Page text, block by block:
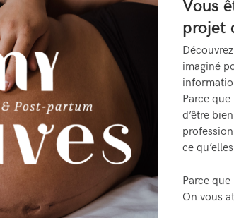
Vous
projet
imaginé
Parce
d’être
ce
Parce que
On vous